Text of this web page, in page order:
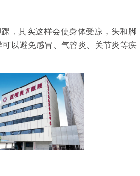
其实这样会使身体受凉，头和脚
以避免感冒、气管炎、关节炎等疾